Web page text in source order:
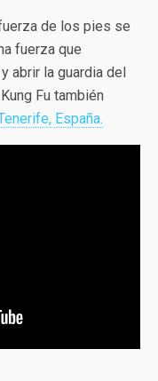
de los pies se
fuerza que
abrir la guardia del
Fu también
España.